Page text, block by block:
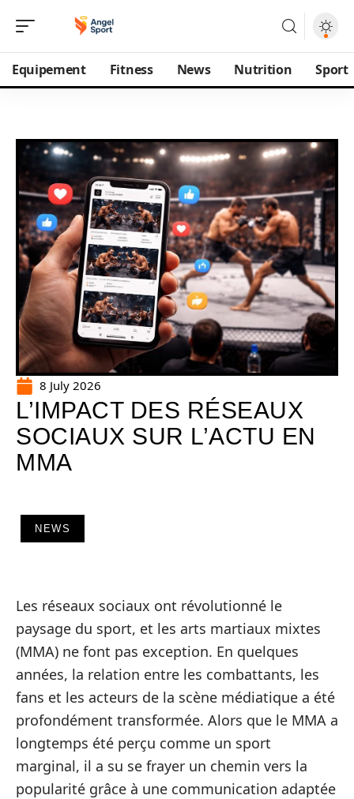
Equipement Fitness News Nutrition Sport
8 July 2026
L’IMPACT DES RÉSEAUX
SOCIAUX SUR L’ACTU EN
MMA
NEWS
Les réseaux sociaux ont révolutionné le
paysage du sport, et les arts martiaux mixtes
(MMA) ne font pas exception. En quelques
années, la relation entre les combattants, les
fans et les acteurs de la scène médiatique a été
profondément transformée. Alors que le MMA a
longtemps été perçu comme un sport
marginal, il a su se frayer un chemin vers la
popularité grâce à une communication adaptée